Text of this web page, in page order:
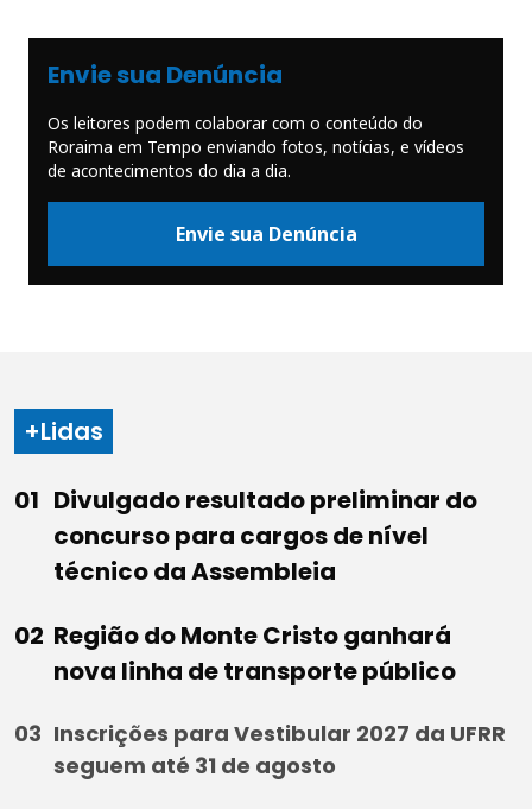
Envie sua Denúncia
Os leitores podem colaborar com o conteúdo do
Roraima em Tempo enviando fotos, notícias, e vídeos
de acontecimentos do dia a dia.
Envie sua Denúncia
+Lidas
Divulgado resultado preliminar do
concurso para cargos de nível
técnico da Assembleia
Região do Monte Cristo ganhará
nova linha de transporte público
Inscrições para Vestibular 2027 da UFRR
seguem até 31 de agosto